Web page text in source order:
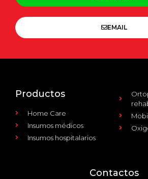
EMAIL
Productos
Home Care
Insumos médicos
Insumos hospitalarios
Contactos